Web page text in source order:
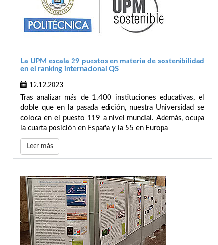
La UPM escala 29 puestos en materia de sostenibilidad
en el ranking internacional QS
12.12.2023
Tras analizar más de 1.400 instituciones educativas, el
doble que en la pasada edición, nuestra Universidad se
coloca en el puesto 119 a nivel mundial. Además, ocupa
la cuarta posición en España y la 55 en Europa
Leer más